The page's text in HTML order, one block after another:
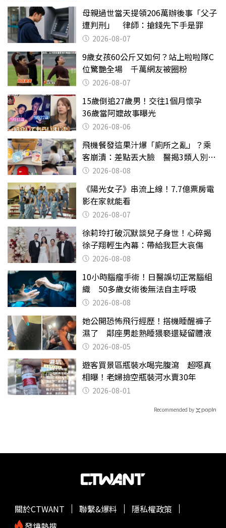
母親過世當天提領206萬辦後事「父子
遭判刑」 律師：搶錢先下手是罪
2026-08-07
9歲女孩60公斤又如何？站上啦啦隊C
位驚艷全場 千萬網友被圈粉
2026-08-07
15歲倒追27歲男！交往1個月懷孕
36歲當阿嬤故事曝光
2026-08-06
飛機餐發這果汁爆「廁所之亂」？乘
客崩潰：差點丟大臉 醫揭3類人別亂
喝 2026-08-08
《陽光女子》串流上線！7.7億票房電
影在家就能看
2026-08-07
徐莉玲打破沉默談兒子身世！心碎揭
徐子翔輕生內幕：帶給我巨大哀傷
2026-08-08
10小時腦瘤手術！日醫誤切正常腦組
織 50多歲女術後無法自主呼吸
2026-08-08
她公開恐怖飛行經歷！搭機睡醒褲子
濕了 鄰座男趁熟睡猥褻還疑留體液
2026-08-05
遊客買景區瓶裝水喝完腹瀉 超噁真
相曝！老婦撿空瓶裝河水賣30年
2026-08-01
Recommended by
關於CTWANT 聯繫&爆料
隱私權政策